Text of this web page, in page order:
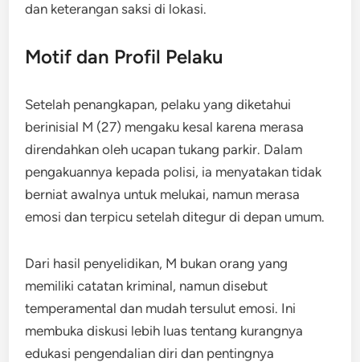
dan keterangan saksi di lokasi.
Motif dan Profil Pelaku
Setelah penangkapan, pelaku yang diketahui
berinisial M (27) mengaku kesal karena merasa
direndahkan oleh ucapan tukang parkir. Dalam
pengakuannya kepada polisi, ia menyatakan tidak
berniat awalnya untuk melukai, namun merasa
emosi dan terpicu setelah ditegur di depan umum.
Dari hasil penyelidikan, M bukan orang yang
memiliki catatan kriminal, namun disebut
temperamental dan mudah tersulut emosi. Ini
membuka diskusi lebih luas tentang kurangnya
edukasi pengendalian diri dan pentingnya